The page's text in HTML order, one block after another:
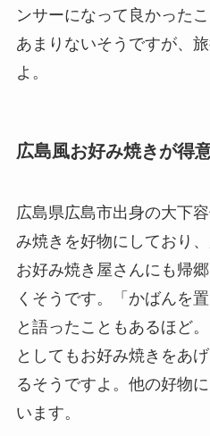
ンサーになって良かった
あまりないそうですが、
よ。
広島風お好み焼きが得
広島県広島市出身の大下
み焼きを好物にしており
お好み焼き屋さんにも帰
くそうです。「かばんを
と語ったこともあるほど
としてもお好み焼きをあ
るそうですよ。他の好物
います。